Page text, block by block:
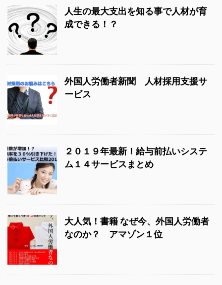
人生の最大支出を知る事で人材が育
成できる！？
外国人労働者新聞 人材採用支援サ
ービス
２０１９年最新！給与前払いシステ
ム１４サービスまとめ
大人気！書籍 なぜ今、外国人労働者
なのか？ アマゾン１位